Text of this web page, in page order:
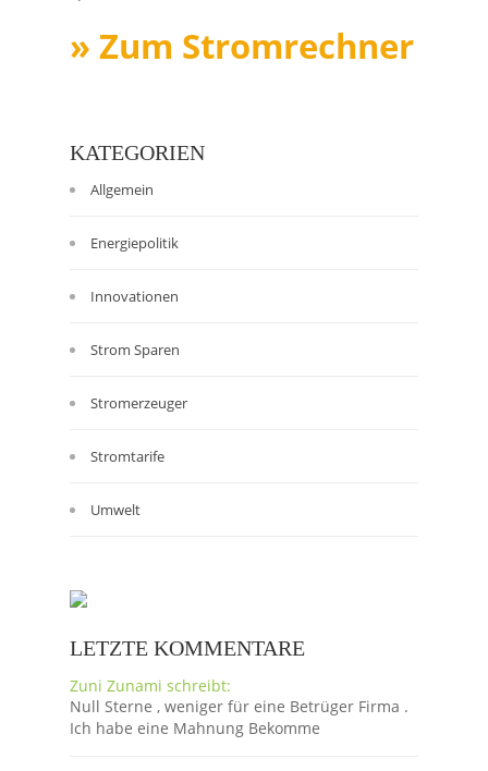
» Zum Stromrechner
KATEGORIEN
Allgemein
Energiepolitik
Innovationen
Strom Sparen
Stromerzeuger
Stromtarife
Umwelt
LETZTE KOMMENTARE
Zuni Zunami schreibt:
Null Sterne , weniger für eine Betrüger Firma .
Ich habe eine Mahnung Bekomme